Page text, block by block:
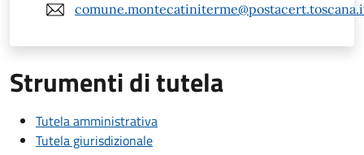
Strumenti di tutela
Tutela amministrativa
Tutela giurisdizionale